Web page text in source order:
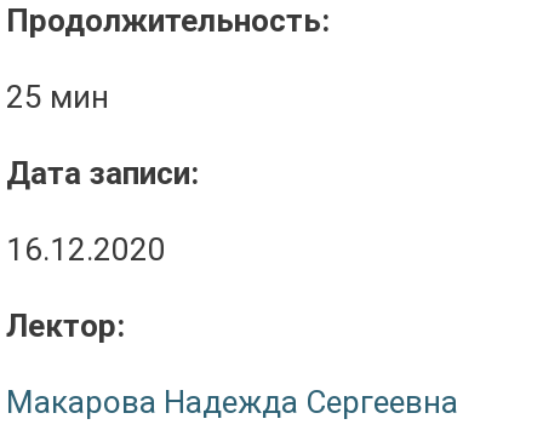
Продолжительность:
25 мин
Дата записи:
16.12.2020
Лектор:
Макарова Надежда Сергеевна